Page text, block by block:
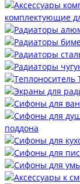
комплектующие
поддона